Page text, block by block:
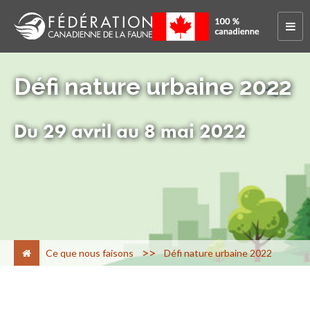
Défi nature urbaine 2022
Du 29 avril au 8 mai 2022
Ce que nous faisons > Défi nature urbaine 2022